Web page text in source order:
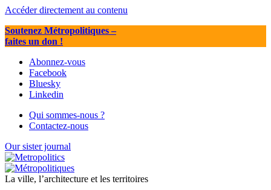
Accéder directement au contenu
Soutenez Métropolitiques–
faites un don !
Abonnez-vous
Facebook
Bluesky
Linkedin
Qui sommes-nous ?
Contactez-nous
Our sister journal
La ville, l’architecture et les territoires